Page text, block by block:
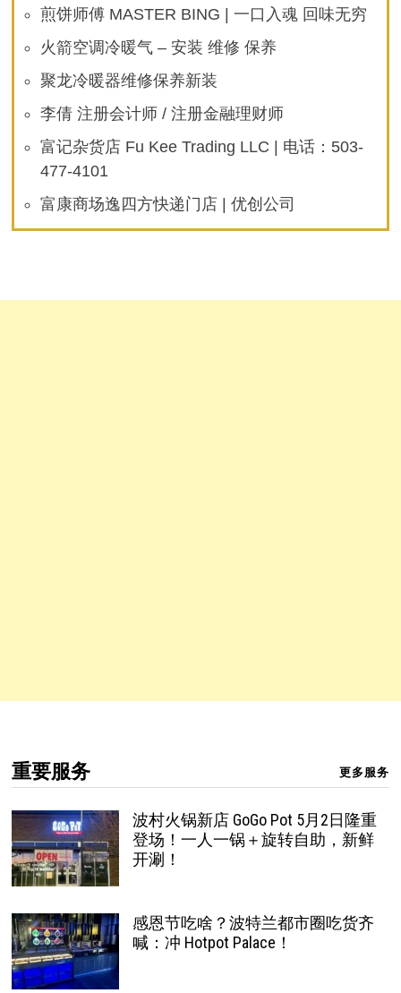
煎饼师傅 MASTER BING | 一口入魂 回味无穷
火箭空调冷暖气 – 安装 维修 保养
聚龙冷暖器维修保养新装
李倩 注册会计师 / 注册金融理财师
富记杂货店 Fu Kee Trading LLC | 电话：503-
477-4101
富康商场逸四方快递门店 | 优创公司
重要服务 更多服务
波村火锅新店 GoGo Pot 5月2日隆重
登场！一人一锅＋旋转自助，新鲜
开涮！
感恩节吃啥？波特兰都市圈吃货齐
喊：冲 Hotpot Palace！